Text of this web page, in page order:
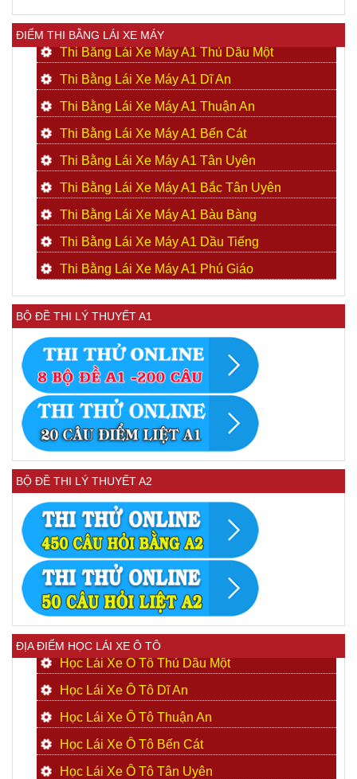
ĐIỂM THI BẰNG LÁI XE MÁY
Thi Bằng Lái Xe Máy A1 Thủ Dầu Một
Thi Bằng Lái Xe Máy A1 Dĩ An
Thi Bằng Lái Xe Máy A1 Thuận An
Thi Bằng Lái Xe Máy A1 Bến Cát
Thi Bằng Lái Xe Máy A1 Tân Uyên
Thi Bằng Lái Xe Máy A1 Bắc Tân Uyên
Thi Bằng Lái Xe Máy A1 Bàu Bàng
Thi Bằng Lái Xe Máy A1 Dầu Tiếng
Thi Bằng Lái Xe Máy A1 Phú Giáo
BỘ ĐỀ THI LÝ THUYẾT A1
BỘ ĐỀ THI LÝ THUYẾT A2
ĐỊA ĐIỂM HỌC LÁI XE Ô TÔ
Học Lái Xe Ô Tô Thủ Dầu Một
Học Lái Xe Ô Tô Dĩ An
Học Lái Xe Ô Tô Thuận An
Học Lái Xe Ô Tô Bến Cát
Học Lái Xe Ô Tô Tân Uyên